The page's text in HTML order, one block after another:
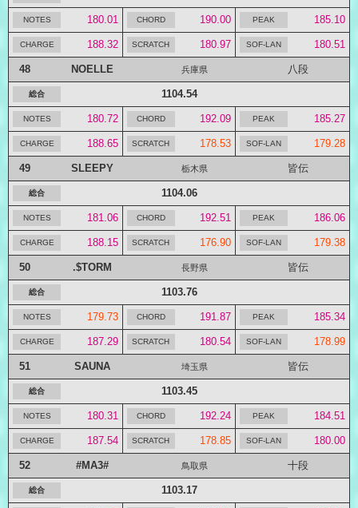
180.01 190.00 185.10
188.32 180.97 180.51
48 NOELLE 兵庫県 八段
1104.54
180.72 192.09 185.27
188.65 178.53 179.28
49 SLEEPY 栃木県 皆伝
1104.06
181.06 192.51 186.06
188.15 176.90 179.38
50 .$TORM 長野県 皆伝
1103.76
179.73 191.87 185.34
187.29 180.54 178.99
51 SAUNA 埼玉県 皆伝
1103.45
180.31 192.24 184.51
187.54 178.85 180.00
52 #MA3# 鳥取県 十段
1103.17